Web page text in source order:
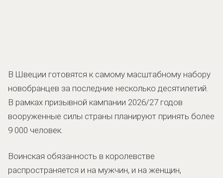
В Швеции готовятся к самому масштабному набору
новобранцев за последние несколько десятилетий.
В рамках призывной кампании 2026/27 годов
вооруженные силы страны планируют принять более
9 000 человек.
Воинская обязанность в королевстве
распространяется и на мужчин, и на женщин,